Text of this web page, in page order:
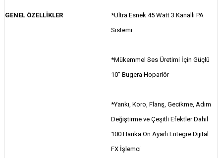
GENEL ÖZELLİKLER
*Ultra Esnek 45 Watt 3 Kanallı PA
Sistemi
*Mükemmel Ses Üretimi İçin Güçlü
10'' Bugera Hoparlör
*Yankı, Koro, Flanş, Gecikme, Adım
Değiştirme ve Çeşitli Efektler Dahil
100 Harika Ön Ayarlı Entegre Dijital
FX İşlemci